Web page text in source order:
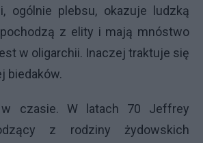
ogólnie plebsu, okazuje ludzką
z elity i mają mnóstwo
w oligarchii. Inaczej traktuje się
biedaków.
czasie. W latach 70 Jeffrey
z rodziny żydowskich